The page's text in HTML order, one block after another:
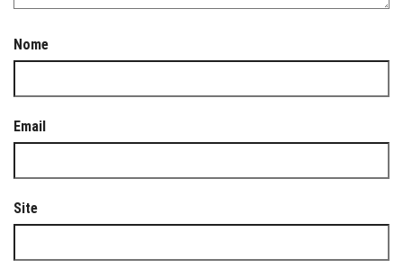
Nome
Email
Site